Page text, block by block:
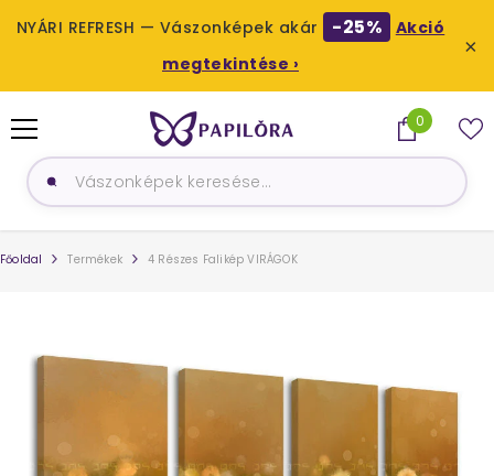
NYÁRI REFRESH — Vászonképek akár -25%
Akció
megtekintése ›
×
0
0
Főoldal Termékek 4 Részes Falikép VIRÁGOK